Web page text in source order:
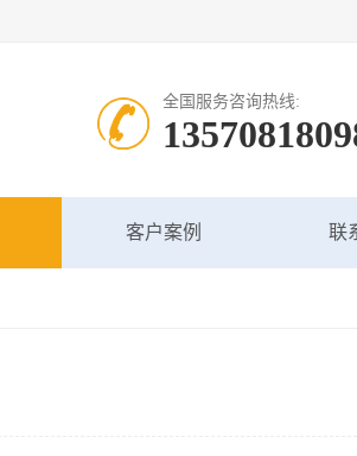
全国服务咨询热线:
客户案例 联